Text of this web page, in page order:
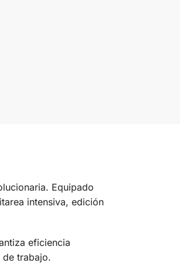
Equipado
intensiva, edición
eficiencia
de trabajo.